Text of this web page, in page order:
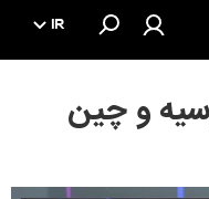
IR
و چین